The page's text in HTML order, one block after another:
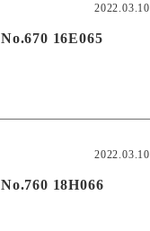
2022.03.10
No.670 16E065
2022.03.10
No.760 18H066